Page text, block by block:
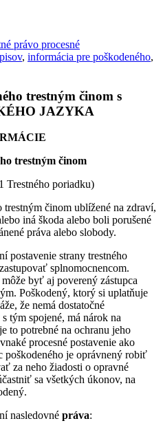
právo procesné
, informácia pre poškodeného,
trestným činom s
JAZYKA
trestným činom
Trestného poriadku)
trestným činom ublížené na zdraví,
iná škoda alebo boli porušené
práva alebo slobody.
postavenie strany trestného
splnomocnencom.
byť aj poverený zástupca
Poškodený, ktorý si uplatňuje
že nemá dostatočné
tým spojené, má nárok na
to potrebné na ochranu jeho
procesné postavenie ako
poškodeného je oprávnený robiť
za neho žiadosti o opravné
sa všetkých úkonov, na
nasledovné práva: